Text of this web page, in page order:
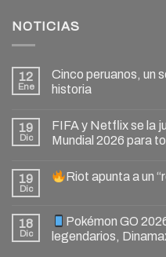
NOTICIAS
12
Ene
Cinco peruanos, un
historia
19
Dic
FIFA y Netflix se la
Mundial 2026 para
19
Dic
Riot apunta a un
18
Dic
Pokémon GO
legendarios,